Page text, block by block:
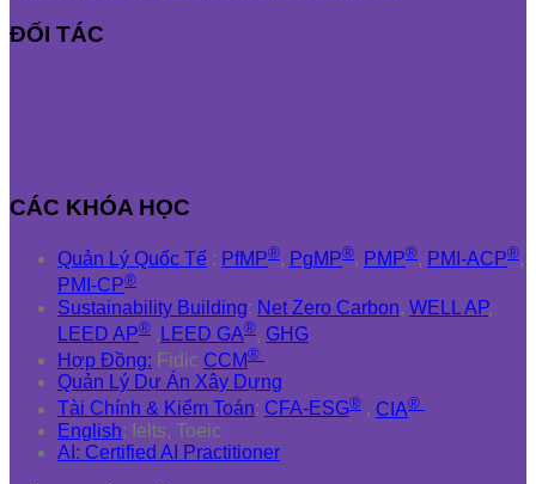
ĐỐI TÁC
CÁC KHÓA HỌC
Quản Lý Quốc Tế : PfMP®, PgMP®, PMP®, PMI-ACP®,
PMI-CP®
Sustainability Building: Net Zero Carbon, WELL AP,
LEED AP® , LEED GA®, GHG
Hợp Đồng: Fidic CCM®
Quản Lý Dự Án Xây Dựng
Tài Chính & Kiểm Toán: CFA-ESG® , CIA®
English: Ielts, Toeic
AI: Certified AI Practitioner